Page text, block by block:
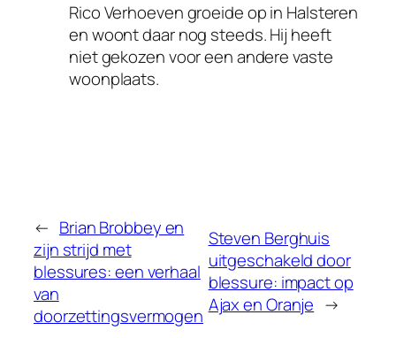
Rico Verhoeven groeide op in Halsteren
en woont daar nog steeds. Hij heeft
niet gekozen voor een andere vaste
woonplaats.
← Brian Brobbey en
zijn strijd met
blessures: een verhaal
van
doorzettingsvermogen
Steven Berghuis
uitgeschakeld door
blessure: impact op
Ajax en Oranje →